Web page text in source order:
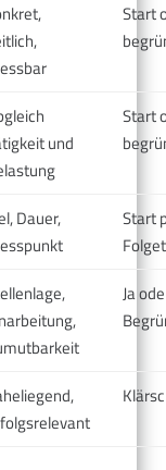
Start
und
Start
Dauer,
Start
Ja